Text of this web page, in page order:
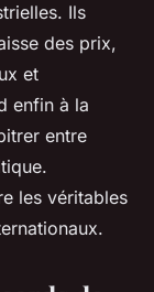
Ils
des prix,
et
enfin à la
entre
les véritables